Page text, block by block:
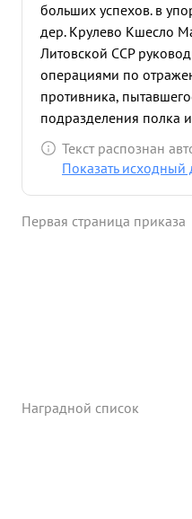
больших успехов. в
дер. Крулево Кшесло
Литовской ССР
операциями по
противника,
подразделения полка
противника. Южнее
непосредственно
Текст распознан
Показать исходный
Первая страница приказа
Наградной список